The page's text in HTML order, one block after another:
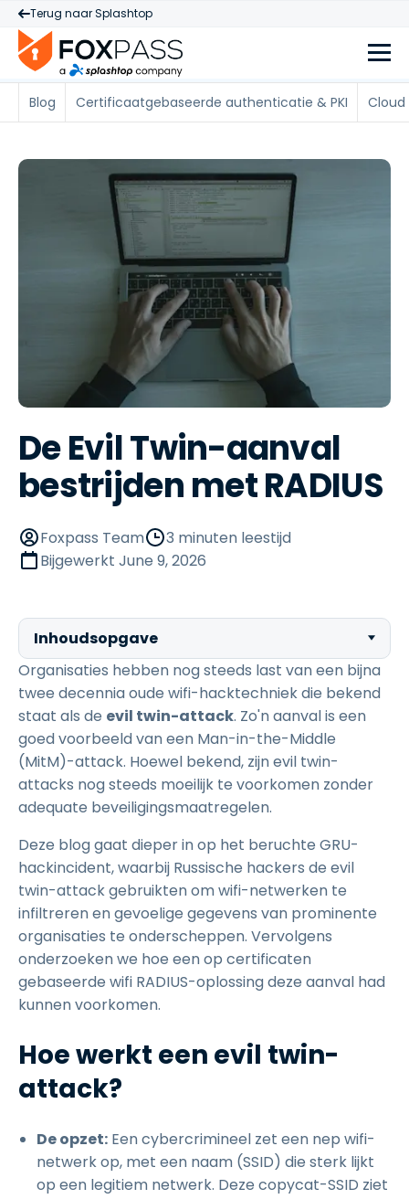
Terug naar Splashtop
Blog Certificaatgebaseerde authenticatie & PKI Cloud
De Evil Twin-aanval
bestrijden met RADIUS
Foxpass Team
3 minuten leestijd
Bijgewerkt June 9, 2026
Inhoudsopgave
Organisaties hebben nog steeds last van een bijna
twee decennia oude wifi-hacktechniek die bekend
staat als de evil twin-attack. Zo'n aanval is een
goed voorbeeld van een Man-in-the-Middle
(MitM)-attack. Hoewel bekend, zijn evil twin-
attacks nog steeds moeilijk te voorkomen zonder
adequate beveiligingsmaatregelen.
Deze blog gaat dieper in op het beruchte GRU-
hackincident, waarbij Russische hackers de evil
twin-attack gebruikten om wifi-netwerken te
infiltreren en gevoelige gegevens van prominente
organisaties te onderscheppen. Vervolgens
onderzoeken we hoe een op certificaten
gebaseerde wifi RADIUS-oplossing deze aanval had
kunnen voorkomen.
Hoe werkt een evil twin-
attack?
De opzet: Een cybercrimineel zet een nep wifi-
netwerk op, met een naam (SSID) die sterk lijkt
op een legitiem netwerk. Deze copycat-SSID ziet